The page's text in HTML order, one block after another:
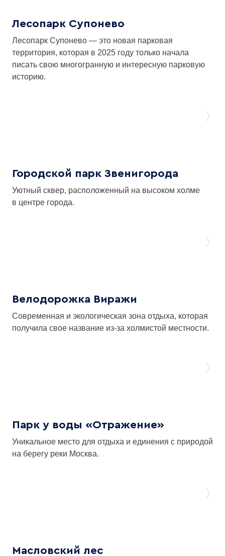
Лесопарк Супонево
Лесопарк Супонево — это новая парковая
территория, которая в 2025 году только начала
писать свою многогранную и интересную парковую
историю.
Городской парк Звенигорода
Уютный сквер, расположенный на высоком холме
в центре города.
Велодорожка Виражи
Современная и экологическая зона отдыха, которая
получила свое название из-за холмистой местности.
Парк у воды «Отражение»
Уникальное место для отдыха и единения с природой
на берегу реки Москва.
Масловский лес